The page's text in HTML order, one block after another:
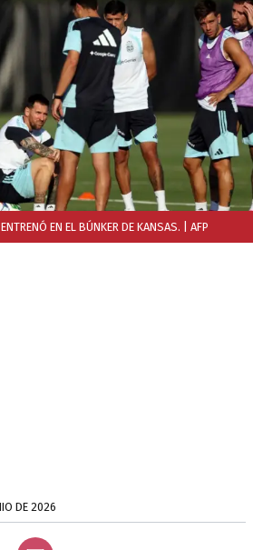
EN EL BÚNKER DE KANSAS. | AFP
DE 2026